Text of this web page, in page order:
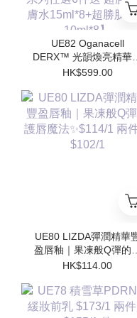
UE82 Oganacell
DERX™ 光韻煥亮精華霜
50ml $599/1 [*$958/2 送
[*$1437/3送 超勝肽爽
水15ml*8] *【Skin
Booster 系列任選6件
超勝肽爽膚水15ml*8+
勝肽安瓶10ml*8】
HK$599.00
UE80 LIZDA彈潤精華
盈唇釉｜果凍般Q彈的護
唇魔法✨$114/1 兩件起
HK$114.00